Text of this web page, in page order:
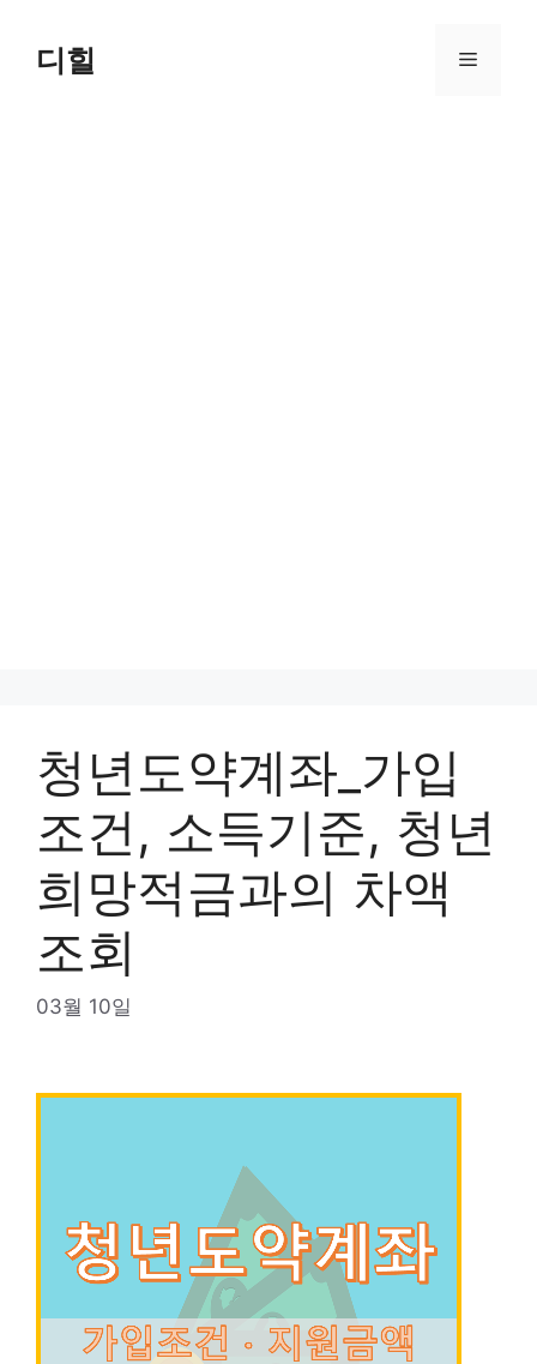
content디힐 Menu
청년도약계좌_가입
조건, 소득기준, 청년
희망적금과의 차액
조회
03월 10일